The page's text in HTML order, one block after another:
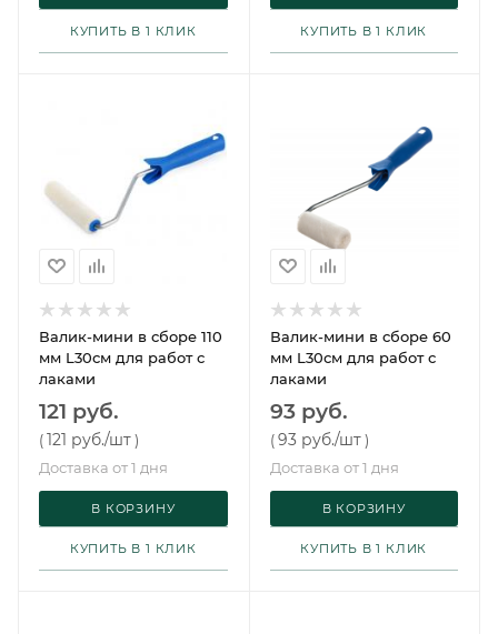
КУПИТЬ В 1 КЛИК КУПИТЬ В 1 КЛИК
Валик-мини в сборе 110
мм L30см для работ с
лаками
121 руб.
(121 руб./шт)
Доставка от 1 дня
В КОРЗИНУ
КУПИТЬ В 1 КЛИК
Валик-мини в сборе 60
мм L30см для работ с
лаками
93 руб.
(93 руб./шт )
Доставка от 1 дня
В КОРЗИНУ
КУПИТЬ В 1 КЛИК